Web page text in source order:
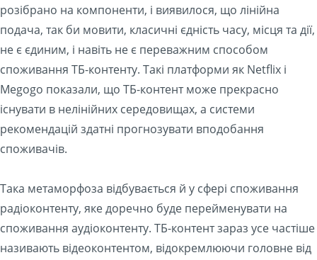
розібрано на компоненти, і виявилося, що лінійна
подача, так би мовити, класичні єдність часу, місця та дії,
не є єдиним, і навіть не є переважним способом
споживання ТБ-контенту. Такі платформи як Netflix і
Megogo показали, що ТБ-контент може прекрасно
існувати в нелінійних середовищах, а системи
рекомендацій здатні прогнозувати вподобання
споживачів.
Така метаморфоза відбувається й у сфері споживання
радіоконтенту, яке доречно буде перейменувати на
споживання аудіоконтенту. ТБ-контент зараз усе частіше
називають відеоконтентом, відокремлюючи головне від